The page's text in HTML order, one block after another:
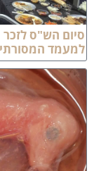
הש"ס לזכר
המסורתי